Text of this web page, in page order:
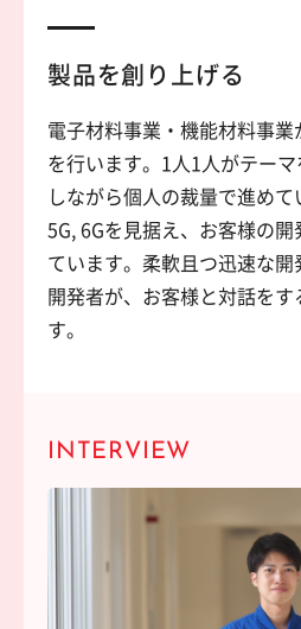
製品を創り上げる
電子材料事業・機能材料事
を行います。1人1人がテー
しながら個人の裁量で進め
5G, 6Gを見据え、お客様の
ています。柔軟且つ迅速な開
開発者が、お客様と対話を
す。
INTERVIEW